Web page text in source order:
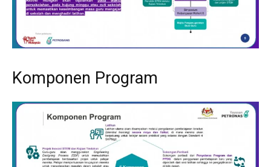
Komponen Program